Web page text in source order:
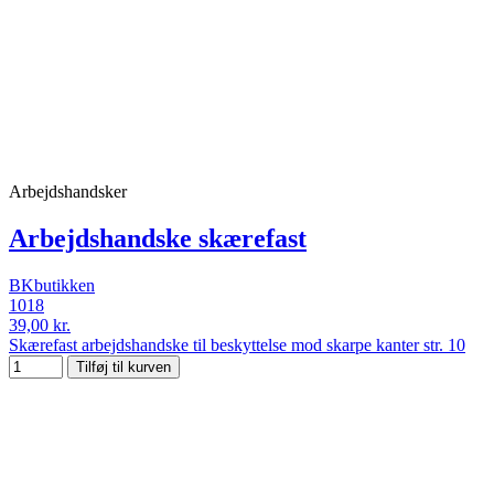
Arbejdshandsker
Arbejdshandske skærefast
BKbutikken
1018
39,00 kr.
Skærefast arbejdshandske til beskyttelse mod skarpe kanter str. 10
Tilføj til kurven